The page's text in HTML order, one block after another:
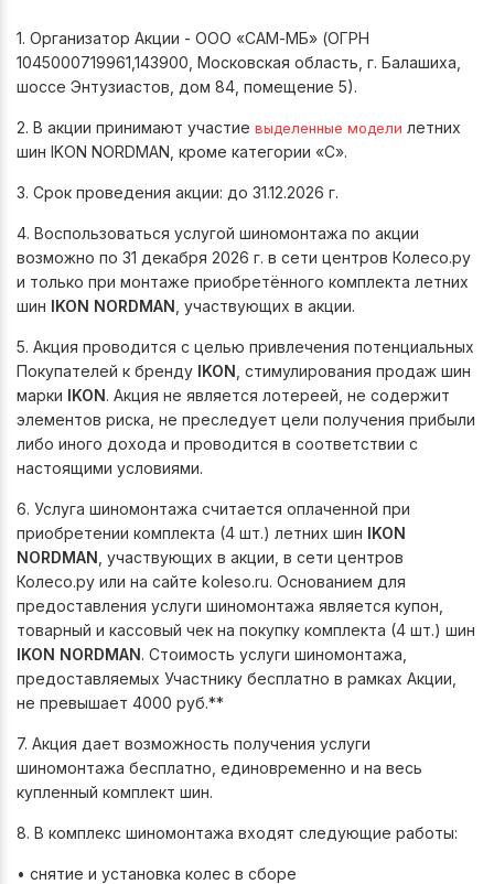
1. Организатор Акции - ООО «САМ-МБ» (ОГРН
1045000719961,143900, Московская область, г. Балашиха,
шоссе Энтузиастов, дом 84, помещение 5).
2. В акции принимают участие выделенные модели летних
шин IKON NORDMAN, кроме категории «С».
3. Срок проведения акции: до 31.12.2026 г.
4. Воспользоваться услугой шиномонтажа по акции
возможно по 31 декабря 2026 г. в сети центров Колесо.ру
и только при монтаже приобретённого комплекта летних
шин IKON NORDMAN , участвующих в акции.
5. Акция проводится с целью привлечения потенциальных
Покупателей к бренду IKON , стимулирования продаж шин
марки IKON. Акция не является лотереей, не содержит
элементов риска, не преследует цели получения прибыли
либо иного дохода и проводится в соответствии с
настоящими условиями.
6. Услуга шиномонтажа считается оплаченной при
приобретении комплекта (4 шт.) летних шин IKON
NORDMAN , участвующих в акции, в сети центров
Колесо.ру или на сайте koleso.ru. Основанием для
предоставления услуги шиномонтажа является купон,
товарный и кассовый чек на покупку комплекта (4 шт.) шин
IKON NORDMAN. Стоимость услуги шиномонтажа,
предоставляемых Участнику бесплатно в рамках Акции,
не превышает 4000 руб.**
7. Акция дает возможность получения услуги
шиномонтажа бесплатно, единовременно и на весь
купленный комплект шин.
8. В комплекс шиномонтажа входят следующие работы:
• снятие и установка колес в сборе